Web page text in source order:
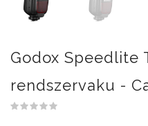
Godox Speedlite
rendszervaku -